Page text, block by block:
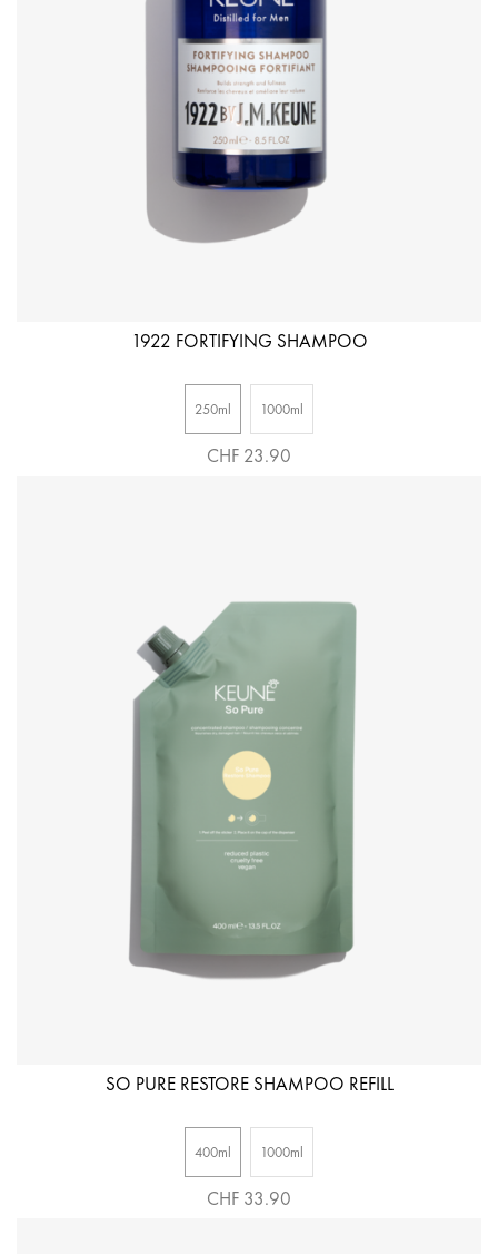
1922 FORTIFYING SHAMPOO
250ml 1000ml
CHF 23.90
SO PURE RESTORE SHAMPOO REFILL
400ml 1000ml
CHF 33.90